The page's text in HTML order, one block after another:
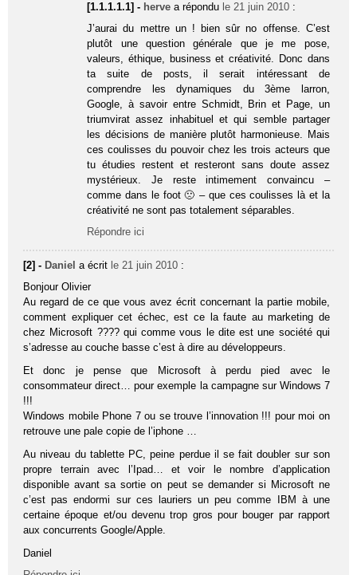
[1.1.1.1.1] - herve a répondu le 21 juin 2010 :
J’aurai du mettre un ! bien sûr no offense. C’est
plutôt une question générale que je me pose,
valeurs, éthique, business et créativité. Donc dans
ta suite de posts, il serait intéressant de
comprendre les dynamiques du 3ème larron,
Google, à savoir entre Schmidt, Brin et Page, un
triumvirat assez inhabituel et qui semble partager
les décisions de manière plutôt harmonieuse. Mais
ces coulisses du pouvoir chez les trois acteurs que
tu étudies restent et resteront sans doute assez
mystérieux. Je reste intimement convaincu –
comme dans le foot 🙁 – que ces coulisses là et la
créativité ne sont pas totalement séparables.
Répondre ici
[2] - Daniel a écrit le 21 juin 2010 :
Bonjour Olivier
Au regard de ce que vous avez écrit concernant la partie mobile,
comment expliquer cet échec, est ce la faute au marketing de
chez Microsoft ???? qui comme vous le dite est une société qui
s’adresse au couche basse c’est à dire au développeurs.
Et donc je pense que Microsoft à perdu pied avec le
consommateur direct… pour exemple la campagne sur Windows 7
!!!
Windows mobile Phone 7 ou se trouve l’innovation !!! pour moi on
retrouve une pale copie de l’iphone …
Au niveau du tablette PC, peine perdue il se fait doubler sur son
propre terrain avec l’Ipad… et voir le nombre d’application
disponible avant sa sortie on peut se demander si Microsoft ne
c’est pas endormi sur ces lauriers un peu comme IBM à une
certaine époque et/ou devenu trop gros pour bouger par rapport
aux concurrents Google/Apple.
Daniel